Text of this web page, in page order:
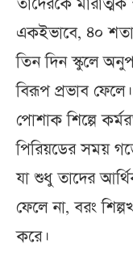
তাদেরকে মারাত্মক
একইভাবে, ৪০
তিন দিন স্কুলে
বিরূপ প্রভাব
পোশাক শিল্পে
পিরিয়ডের সময়
যা শুধু তাদের
ফেলে না, বরং
করে।